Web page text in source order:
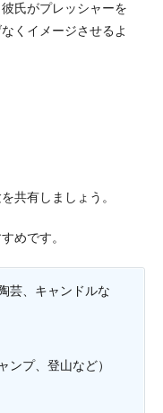
氏がプレッシャーを
くイメージさせるよ
共有しましょう。
めです。
芸、キャンドルな
ンプ、登山など）